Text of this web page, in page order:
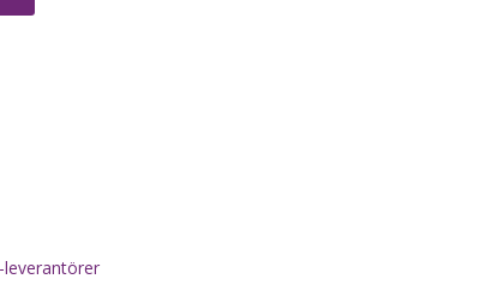
leverantörer